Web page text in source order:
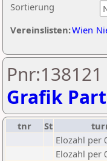
Sortierung
Vereinslisten:Wien
Grafik
tnr St
Elozahl per
Elozahl per